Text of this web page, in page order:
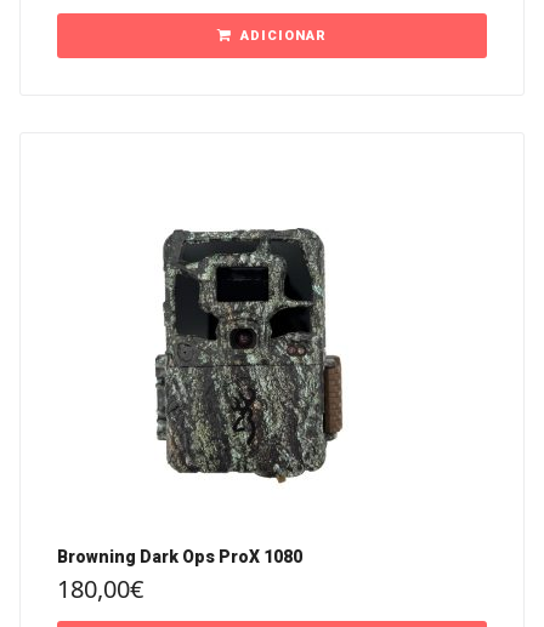
ADICIONAR
Browning Dark Ops ProX 1080
180,00€